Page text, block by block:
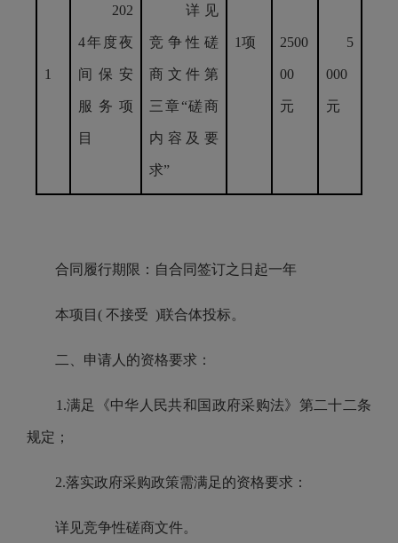
1
202
4年度夜
间保安
服务项
目
详见
竞争性磋
商文件第
三章“磋商
内容及要
求”
1项 2500
00
元
5
000
元
合同履行期限：自合同签订之日起一年
本项目( 不接受 )联合体投标。
二、申请人的资格要求：
1.满足《中华人民共和国政府采购法》第二十二条
规定；
2.落实政府采购政策需满足的资格要求：
详见竞争性磋商文件。